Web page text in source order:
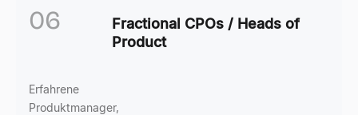
06
Fractional CPOs / Heads of
Product
Erfahrene
Produktmanager,